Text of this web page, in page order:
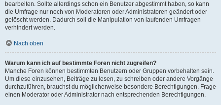
bearbeiten. Sollte allerdings schon ein Benutzer abgestimmt haben, so kann
die Umfrage nur noch von Moderatoren oder Administratoren geändert oder
gelöscht werden. Dadurch soll die Manipulation von laufenden Umfragen
verhindert werden.
Nach oben
Warum kann ich auf bestimmte Foren nicht zugreifen?
Manche Foren können bestimmten Benutzern oder Gruppen vorbehalten sein.
Um diese einzusehen, Beiträge zu lesen, zu schreiben oder andere Vorgänge
durchzuführen, brauchst du möglicherweise besondere Berechtigungen. Frage
einen Moderator oder Administrator nach entsprechenden Berechtigungen.